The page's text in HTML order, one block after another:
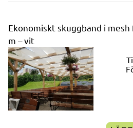
Ekonomiskt skuggband i
m – vit